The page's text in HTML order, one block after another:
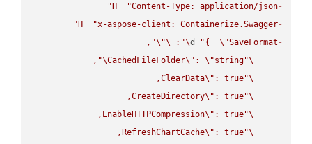
-
H
"Content-Type: application/json"
-
H
"x-aspose-client: Containerize.Swagger"
-
d "{ \"SaveFormat
\"
:
\"
\"
\"
CachedFileFolder\" : \"string
\"
\"
ClearData\"
\"
CreateDirectory\"
\"
EnableHTTPCompression\"
\"
RefreshChartCache\"